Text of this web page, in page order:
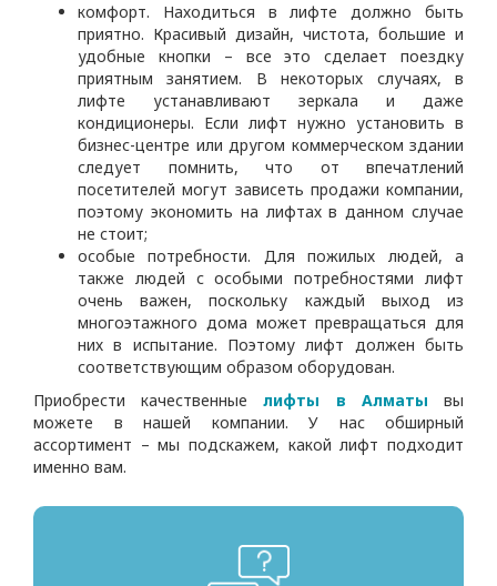
комфорт. Находиться в лифте должно быть
приятно. Красивый дизайн, чистота, большие и
удобные кнопки – все это сделает поездку
приятным занятием. В некоторых случаях, в
лифте устанавливают зеркала и даже
кондиционеры. Если лифт нужно установить в
бизнес-центре или другом коммерческом здании
следует помнить, что от впечатлений
посетителей могут зависеть продажи компании,
поэтому экономить на лифтах в данном случае
не стоит;
особые потребности. Для пожилых людей, а
также людей с особыми потребностями лифт
очень важен, поскольку каждый выход из
многоэтажного дома может превращаться для
них в испытание. Поэтому лифт должен быть
соответствующим образом оборудован.
Приобрести качественныелифты в Алматы вы
можете в нашей компании. У нас обширный
ассортимент – мы подскажем, какой лифт подходит
именно вам.